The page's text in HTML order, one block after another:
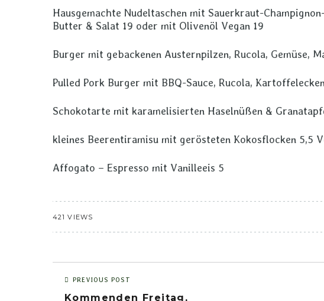
Hausgemachte Nudeltaschen mit Sauerkraut-
Butter & Salat 19 oder mit Olivenöl Vegan 19
Burger mit gebackenen Austernpilzen, Rucola, Gemüse,
Pulled Pork Burger mit BBQ-Sauce, Rucola,
Schokotarte mit karamelisierten Haselnüßen &
kleines Beerentiramisu mit gerösteten Kokosflocken 5,5
Affogato – Espresso mit Vanilleeis 5
421 VIEWS
PREVIOUS POST
Kommenden Freitag,